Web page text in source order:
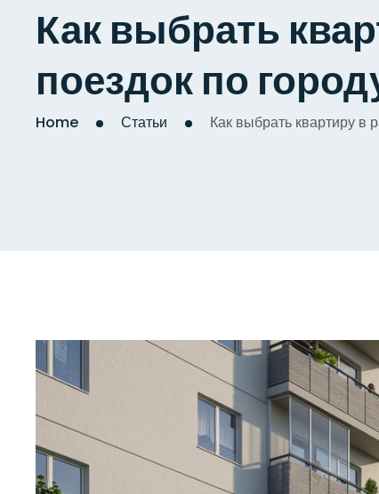
Как выбрать
поездок по
Home Статьи Как выбрать квартиру в